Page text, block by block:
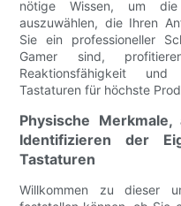
nötige Wissen, um die
auszuwählen, die Ihren
Sie ein professioneller
Gamer sind,
Reaktionsfähigkeit
Tastaturen für höchste
Physische
Identifizieren der
Tastaturen
Willkommen zu dieser